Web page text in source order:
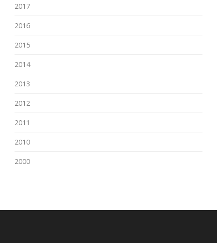
2017
2016
2015
2014
2013
2012
2011
2010
2000